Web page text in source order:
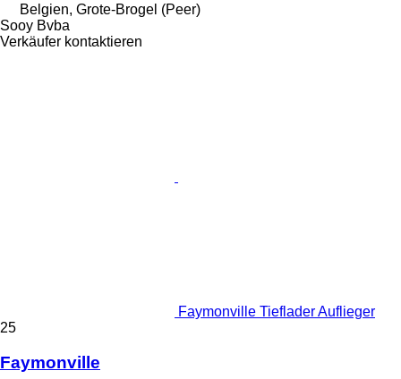
Belgien, Grote-Brogel (Peer)
Sooy Bvba
Verkäufer kontaktieren
Faymonville Tieflader Auflieger
25
Faymonville